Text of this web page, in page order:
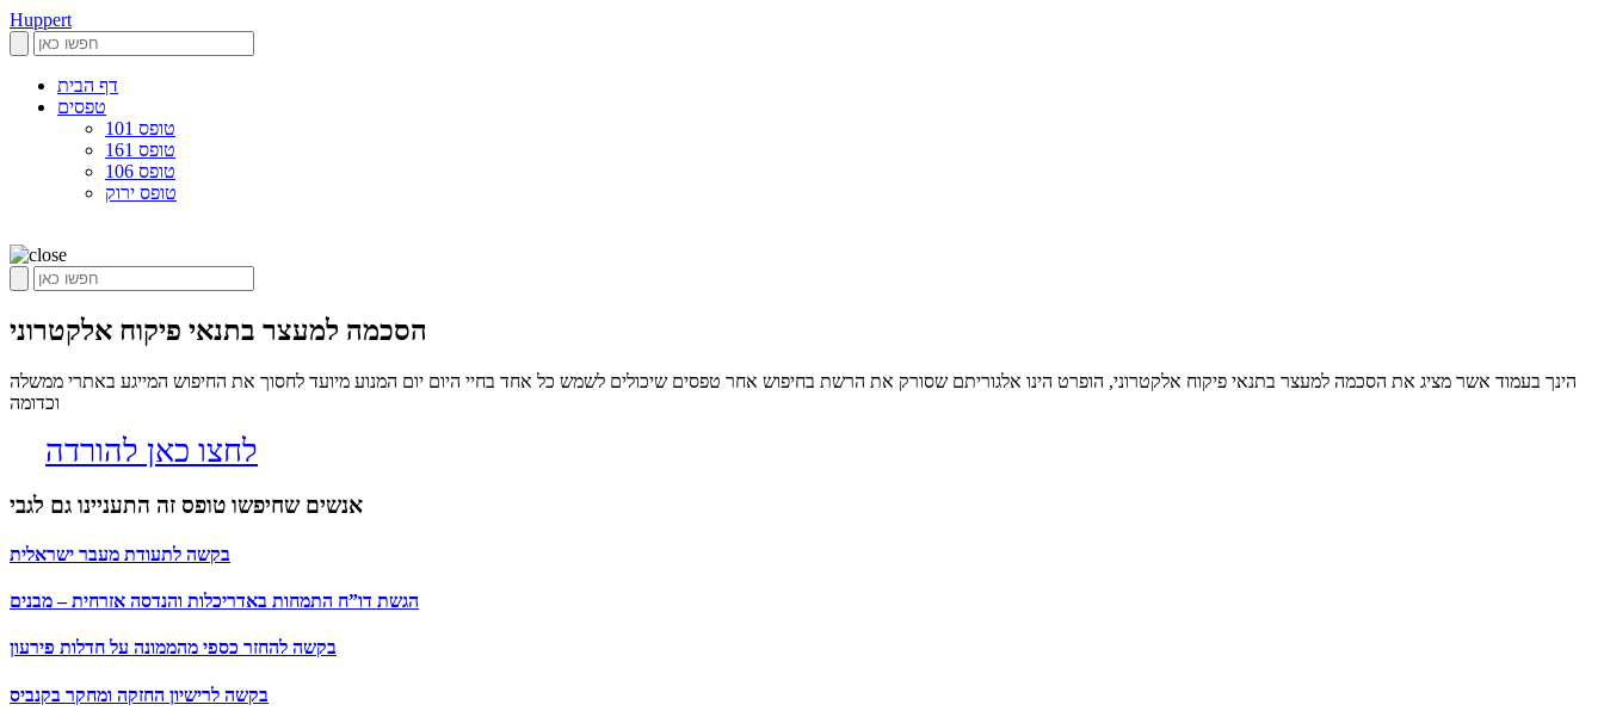
Huppert
דף הבית
טפסים
טופס 101
טופס 161
טופס 106
טופס ירוק
הסכמה למעצר בתנאי פיקוח אלקטרוני
הינך בעמוד אשר מציג את הסכמה למעצר בתנאי פיקוח אלקטרוני, הופרט הינו אלגוריתם שסורק את הרשת בחיפוש אחר טפסים שיכולים לשמש כל אחד בחיי היום יום המנוע מיועד לחסוך את החיפוש המייגע באתרי ממשלה
וכדומה
לחצו כאן להורדה
אנשים שחיפשו טופס זה התעניינו גם לגבי
בקשה לתעודת מעבר ישראלית
הגשת דו”ח התמחות באדריכלות והנדסה אזרחית – מבנים
בקשה להחזר כספי מהממונה על חדלות פירעון
בקשה לרישיון החזקה ומחקר בקנביס